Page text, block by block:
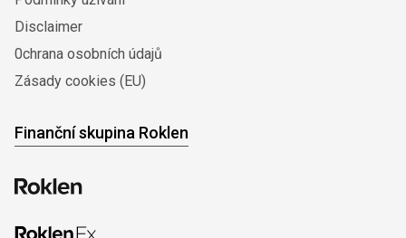
Disclaimer
0chrana osobních údajů
Zásady cookies (EU)
Finanční skupina Roklen